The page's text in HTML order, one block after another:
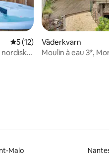
5 av 5 i genomsnittligt
5 (12)
Väderkvarn
Moulin à eau 3*,
Malo